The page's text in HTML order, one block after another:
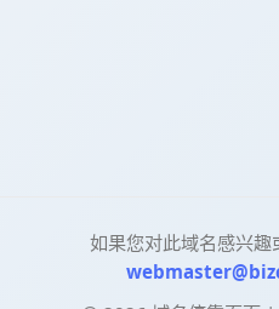
如果您对此域名感兴